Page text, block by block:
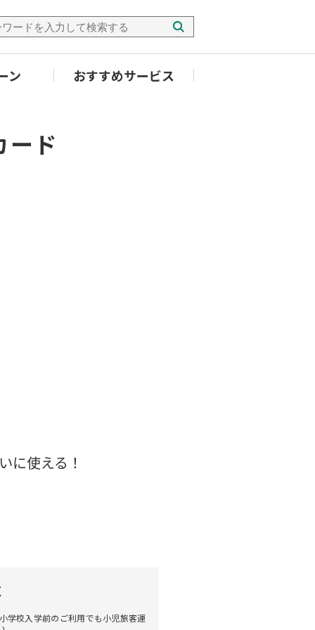
ン おすすめサービス
ド
に使える！
学校入学前のご利用でも小児旅客運